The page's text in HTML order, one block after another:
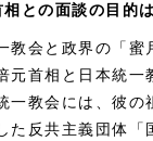
との面談の目的
教会と政界の「
元首相と日本統
一教会には、彼
た反共主義団体「